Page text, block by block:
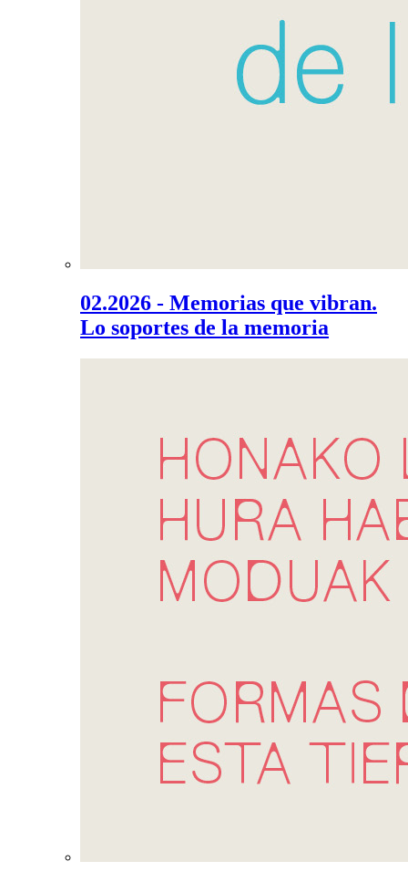
02.2026 - Memorias que vibran.
Lo soportes de la memoria